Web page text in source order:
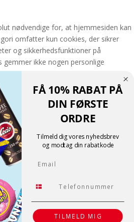
nødvendige for, at hjemmesiden kan
omfatter kun cookies, der sikrer
og sikkerhedsfunktioner på
gemmer ikke nogen personlige
by
Translate
FÅ 10% RABAT PÅ
DIN FØRSTE
ORDRE
Tilmeld dig vores nyhedsbrev
og modtag din rabatkode
Email
Tlf.
TILMELD MIG